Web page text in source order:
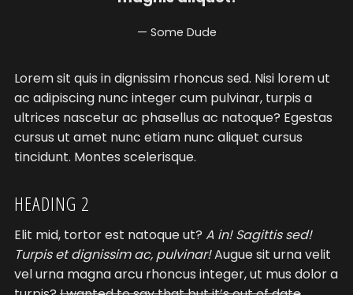
Some Dude
Lorem sit quis in dignissim rhoncus sed. Nisi lorem ut
ac adipiscing nunc integer cum pulvinar, turpis a
ultrices nascetur ac phasellus ac natoque? Egestas
cursus ut amet nunc etiam nunc aliquet cursus
tincidunt. Montes scelerisque.
HEADING 2
Elit mid, tortor est natoque ut? A in! Sagittis sed!
Turpis et dignissim ac, pulvinar!Augue sit urna velit
vel urna magna arcu rhoncus integer, ut mus dolor a